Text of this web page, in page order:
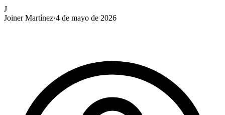
J
Joiner Martínez·4 de mayo de 2026